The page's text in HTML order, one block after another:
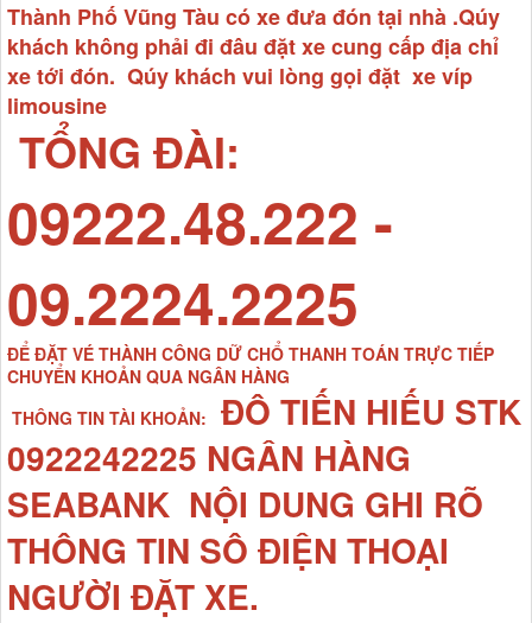
Thành Phố Vũng Tàu có xe đưa đón tại nhà .Qúy
khách không phải đi đâu đặt xe cung cấp địa chỉ
xe tới đón. Qúy khách vui lòng gọi đặt xe víp
limousine
TỔNG ĐÀI:
09222.48.222 -
09.2224.2225
ĐỂ ĐẶT VÉ THÀNH CÔNG DỮ CHỔ THANH TOÁN TRỰC TIẾP
CHUYỂN KHOẢN QUA NGÂN HÀNG
THÔNG TIN TÀI KHOẢN:
ĐÔ TIẾN HIẾU STK
0922242225 NGÂN HÀNG
SEABANK NỘI DUNG GHI RÕ
THÔNG TIN SÔ ĐIỆN THOẠI
NGƯỜI ĐẶT XE.